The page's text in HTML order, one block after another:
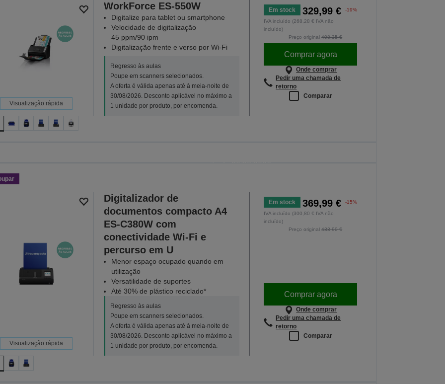
Visualização rápida
WorkForce ES-550W
Digitalize para tablet ou smartphone
Velocidade de digitalização
45 ppm/90 ipm
Digitalização frente e verso por Wi-Fi
Regresso às aulas
Poupe em scanners selecionados.
A oferta é válida apenas até à meia-noite de
30/08/2026. Desconto aplicável no máximo a
1 unidade por produto, por encomenda.
Em stock 329,99 € -19%
IVA incluído (268,28 € IVA não
incluído)
Preço original408,35 €
Comprar agora
Onde comprar
Pedir uma chamada de
retorno
Comparar
Visualização rápida
Digitalizador de
documentos compacto A4
ES-C380W com
conectividade Wi-Fi e
percurso em U
Menor espaço ocupado quando em
utilização
Versatilidade de suportes
Até 30% de plástico reciclado*
Regresso às aulas
Poupe em scanners selecionados.
A oferta é válida apenas até à meia-noite de
30/08/2026. Desconto aplicável no máximo a
1 unidade por produto, por encomenda.
Em stock 369,99 € -15%
IVA incluído (300,80 € IVA não
incluído)
Preço original433,90 €
Comprar agora
Onde comprar
Pedir uma chamada de
retorno
Comparar